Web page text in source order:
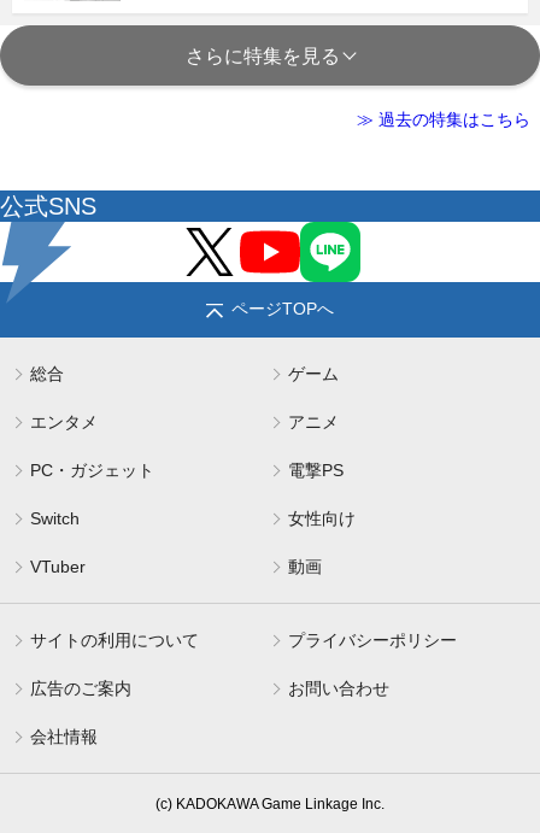
さらに特集を見る
≫ 過去の特集はこちら
公式SNS
ページTOPへ
総合 ゲーム
エンタメ アニメ
PC・ガジェット 電撃PS
Switch 女性向け
VTuber 動画
サイトの利用について プライバシーポリシー
広告のご案内 お問い合わせ
会社情報
(c) KADOKAWA Game Linkage Inc.